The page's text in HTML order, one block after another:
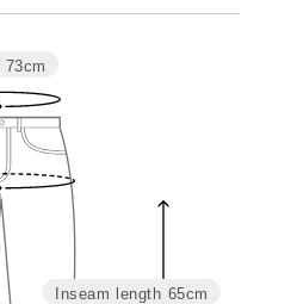
わたり
31.3
32.8
Inseam length 65cm
73cm